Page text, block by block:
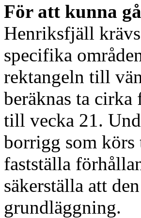
För att kunna
Henriksfjäll
specifika
rektangeln till
beräknas ta cirka
till vecka 21.
borrigg som
fastställa
säkerställa att
grundläggning.